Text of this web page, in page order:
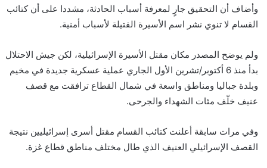
وأضاف أن التحقيق جارٍ لمعرفة أسباب الحادثة، مشددا على أن كتائب
القسام لا تنوي نشر اسم الأسيرة القتيلة لأسباب أمنية.
ولم يوضح المصدر مكان مقتل الأسيرة الإسرائيلية، لكن جيش الاحتلال
بدأ منذ 6 أكتوبر/تشرين الأول الجاري عملية عسكرية جديدة في مخيم
وبلدة جباليا ومناطق واسعة في شمال القطاع ترافقت مع قصف
عنيف خلّف مئات الشهداء والجرحى.
وفي مرات سابقة أعلنت كتائب القسام مقتل أسرى إسرائيليين نتيجة
القصف الإسرائيلي العنيف الذي طال مختلف مناطق قطاع غزة.